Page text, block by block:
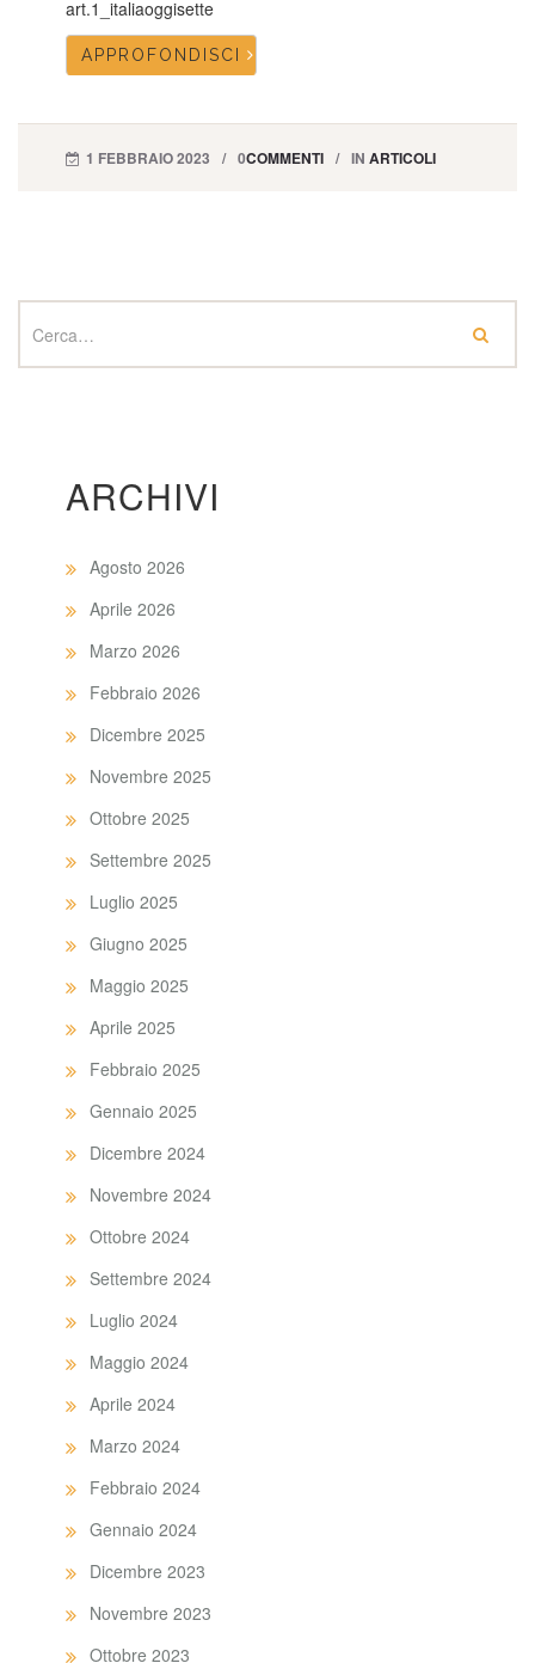
art.1_italiaoggisette
APPROFONDISCI
1 FEBBRAIO 2023 0COMMENTI IN ARTICOLI
ARCHIVI
Agosto 2026
Aprile 2026
Marzo 2026
Febbraio 2026
Dicembre 2025
Novembre 2025
Ottobre 2025
Settembre 2025
Luglio 2025
Giugno 2025
Maggio 2025
Aprile 2025
Febbraio 2025
Gennaio 2025
Dicembre 2024
Novembre 2024
Ottobre 2024
Settembre 2024
Luglio 2024
Maggio 2024
Aprile 2024
Marzo 2024
Febbraio 2024
Gennaio 2024
Dicembre 2023
Novembre 2023
Ottobre 2023